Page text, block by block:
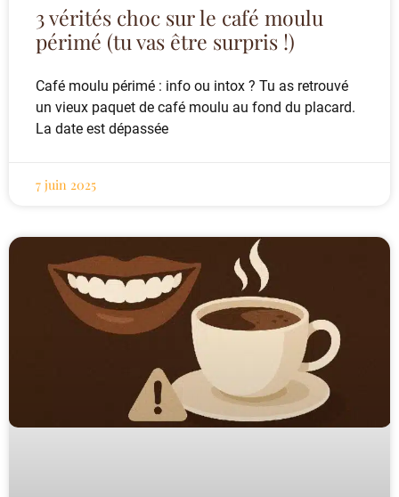
3 vérités choc sur le café moulu
périmé (tu vas être surpris !)
Café moulu périmé : info ou intox ? Tu as retrouvé
un vieux paquet de café moulu au fond du placard.
La date est dépassée
7 juin 2025